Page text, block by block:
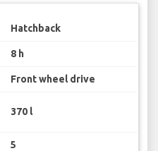
Hatchback
8 h
Front wheel drive
370 l
5